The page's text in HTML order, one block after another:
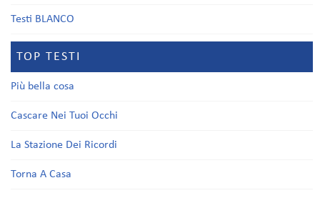
Testi BLANCO
TOP TESTI
Più bella cosa
Cascare Nei Tuoi Occhi
La Stazione Dei Ricordi
Torna A Casa